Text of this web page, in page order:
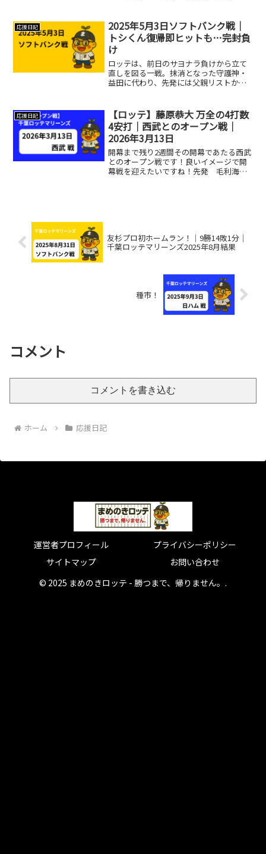
を過ごしました。今年はというと、日ハ
ムに...
応援日記
2025年5月3日ソフトバンク戦｜
トシくん復帰即ヒットも…完封負
け
ロッテは、前日のサヨナラ負けから立て
直しを図る一戦。抹消となった守護神・
益田に代わり、先発には父親リストから
バンクは、大関友久が先発マウンドへ。
怪我人続出で若手が多いた...
応援日記
【ロッテ】藤原恭大 万全の4打数
4安打｜西武とのオープン戦｜
2026年3月13日
開幕まで残り2週間その開幕であたる西武
とのオープン戦です！良いイメージで開
幕戦を迎えたいですね！先発 毛利海大
友杉プロ初ホームラン！｜9勝14敗1分｜
千葉ロッテマリーンズ2025年8月結果
種市！
コメント
コメントを書き込む
ホーム 応援日記
運営者プロフィール
プライバシーポリシー
サイトマップ
お問い合わせ
© 2025 まめのきロッテ - 勝つまで、帰りません。.